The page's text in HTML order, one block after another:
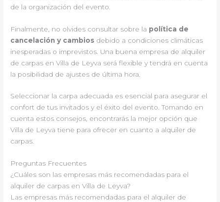
de la organización del evento.
Finalmente, no olvides consultar sobre la política de
cancelación y cambios debido a condiciones climáticas
inesperadas o imprevistos. Una buena empresa de alquiler
de carpas en Villa de Leyva será flexible y tendrá en cuenta
la posibilidad de ajustes de última hora.
Seleccionar la carpa adecuada es esencial para asegurar el
confort de tus invitados y el éxito del evento. Tomando en
cuenta estos consejos, encontrarás la mejor opción que
Villa de Leyva tiene para ofrecer en cuanto a alquiler de
carpas.
Preguntas Frecuentes
¿Cuáles son las empresas más recomendadas para el
alquiler de carpas en Villa de Leyva?
Las empresas más recomendadas para el alquiler de